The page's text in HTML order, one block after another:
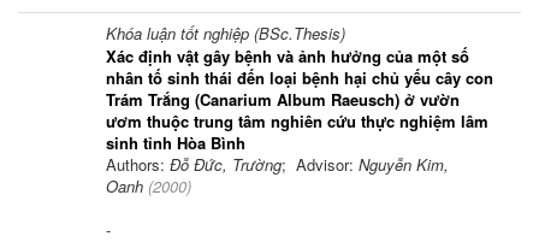
Khóa luận tốt nghiệp (BSc.Thesis)
Xác định vật gây bệnh và ảnh hưởng của một số
nhân tố sinh thái đến loại bệnh hại chủ yếu cây con
Trám Trắng (Canarium Album Raeusch) ở vườn
ươm thuộc trung tâm nghiên cứu thực nghiệm lâm
sinh tỉnh Hòa Bình
Authors: Đỗ Đức, Trường; Advisor: Nguyễn Kim,
Oanh (2000)
-